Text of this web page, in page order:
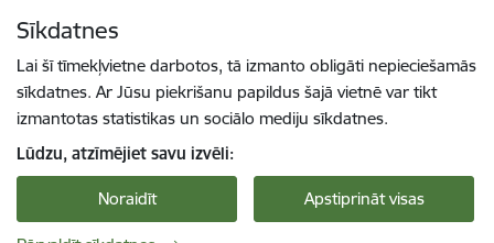
Sīkdatnes
Lai šī tīmekļvietne darbotos, tā izmanto obligāti nepieciešamās
sīkdatnes. Ar Jūsu piekrišanu papildus šajā vietnē var tikt
izmantotas statistikas un sociālo mediju sīkdatnes.
Lūdzu, atzīmējiet savu izvēli:
Noraidīt Apstiprināt visas